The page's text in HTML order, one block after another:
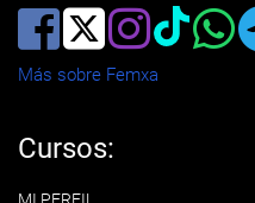
Más sobre Femxa
Cursos: